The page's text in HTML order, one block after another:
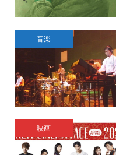
音楽
映画